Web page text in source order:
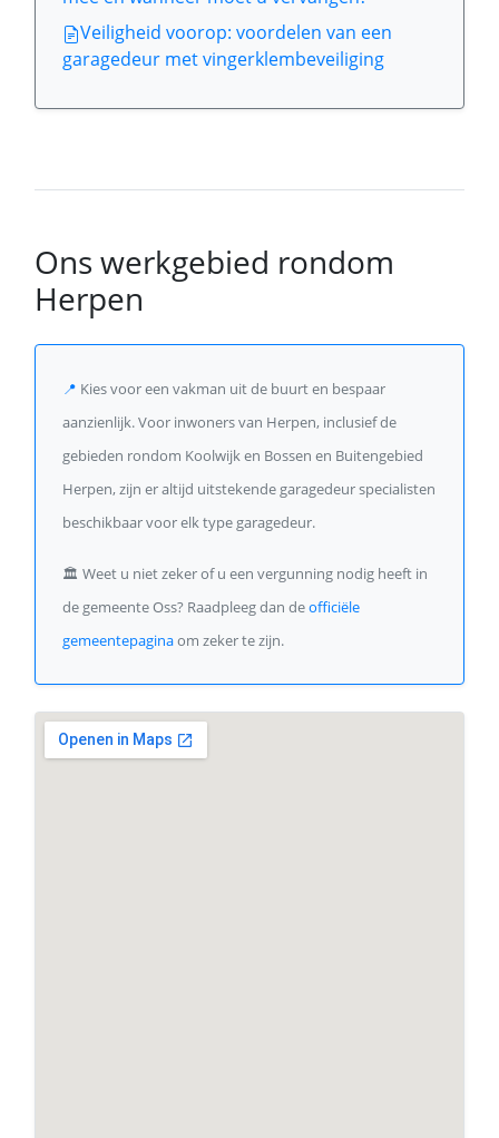
Veiligheid voorop: voordelen van een
garagedeur met vingerklembeveiliging
Ons werkgebied rondom
Herpen
📍 Kies voor een vakman uit de buurt en bespaar
aanzienlijk. Voor inwoners van Herpen, inclusief de
gebieden rondom Koolwijk en Bossen en Buitengebied
Herpen, zijn er altijd uitstekende garagedeur specialisten
beschikbaar voor elk type garagedeur.
🏛️ Weet u niet zeker of u een vergunning nodig heeft in
de gemeente Oss? Raadpleeg dan deofficiële
gemeentepaginaom zeker te zijn.